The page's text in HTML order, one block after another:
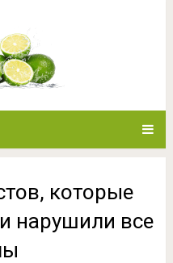
которые
нарушили все